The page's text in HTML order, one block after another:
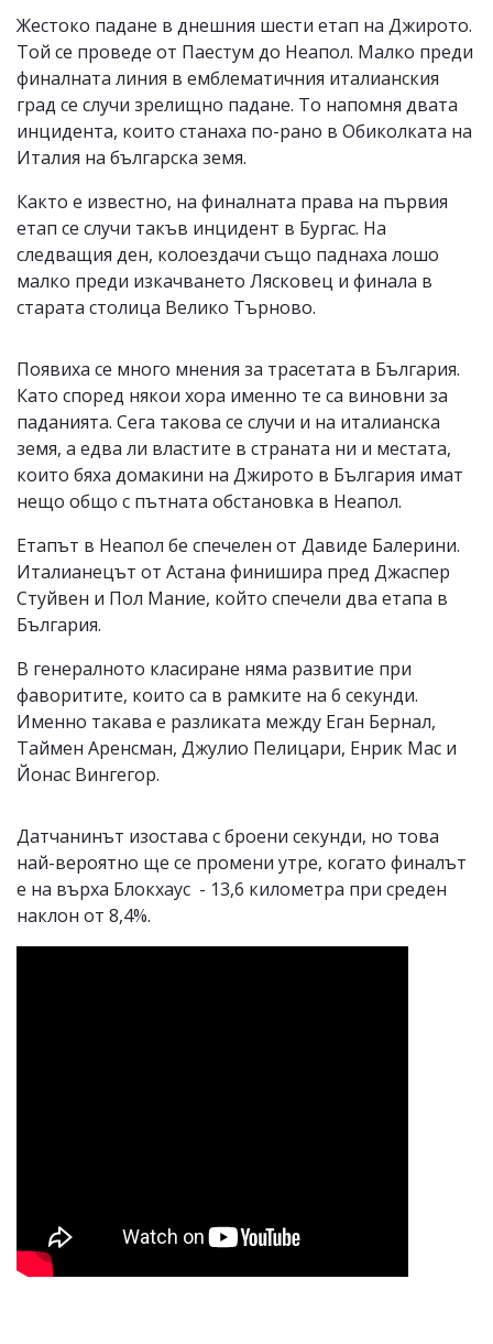
Жестоко падане в днешния шести етап на Джирото.
Той се проведе от Паестум до Неапол. Малко преди
финалната линия в емблематичния италианския
град се случи зрелищно падане. То напомня двата
инцидента, които станаха по-рано в Обиколката на
Италия на българска земя.
Както е известно, на финалната права на първия
етап се случи такъв инцидент в Бургас. На
следващия ден, колоездачи също паднаха лошо
малко преди изкачването Лясковец и финала в
старата столица Велико Търново.
Появиха се много мнения за трасетата в България.
Като според някои хора именно те са виновни за
паданията. Сега такова се случи и на италианска
земя, а едва ли властите в страната ни и местата,
които бяха домакини на Джирото в България имат
нещо общо с пътната обстановка в Неапол.
Етапът в Неапол бе спечелен от Давиде Балерини.
Италианецът от Астана финишира пред Джаспер
Стуйвен и Пол Мание, който спечели два етапа в
България.
В генералното класиране няма развитие при
фаворитите, които са в рамките на 6 секунди.
Именно такава е разликата между Еган Бернал,
Таймен Аренсман, Джулио Пелицари, Енрик Мас и
Йонас Вингегор.
Датчанинът изостава с броени секунди, но това
най-вероятно ще се промени утре, когато финалът
е на върха Блокхаус - 13,6 километра при среден
наклон от 8,4%.